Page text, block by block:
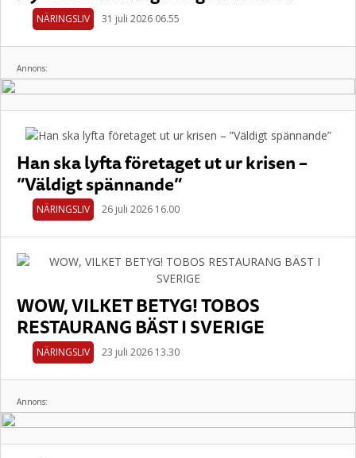
NÄRINGSLIV 31 juli 2026 06.55
Annons:
Han ska lyfta företaget ut ur krisen –
”Väldigt spännande”
NÄRINGSLIV 26 juli 2026 16.00
WOW, VILKET BETYG! TOBOS
RESTAURANG BÄST I SVERIGE
NÄRINGSLIV 23 juli 2026 13.30
Annons: